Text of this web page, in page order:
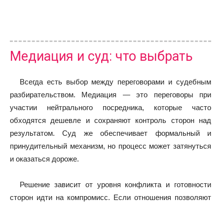
Медиация и суд: что выбрать
Всегда есть выбор между переговорами и судебным
разбирательством. Медиация — это переговоры при
участии нейтрального посредника, которые часто
обходятся дешевле и сохраняют контроль сторон над
результатом. Суд же обеспечивает формальный и
принудительный механизм, но процесс может затянуться
и оказаться дороже.
Решение зависит от уровня конфликта и готовности
сторон идти на компромисс. Если отношения позволяют